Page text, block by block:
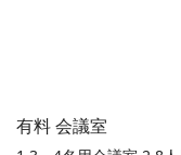
有料 会議室